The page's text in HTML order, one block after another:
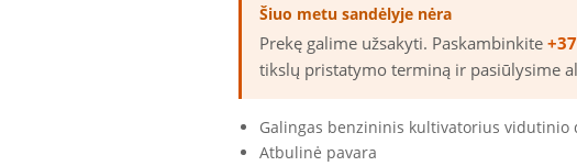
Šiuo metu sandėlyje nėra
Prekę galime užsakyti. Paskambinkite
tikslų pristatymo terminą ir pasiūlysime
Galingas benzininis kultivatorius vidutinio
Atbulinė pavara